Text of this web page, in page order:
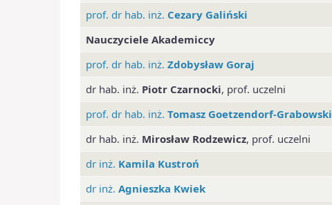
prof. dr hab. inż. Cezary Galiński
Nauczyciele Akademiccy
prof. dr hab. inż. Zdobysław Goraj
dr hab. inż. Piotr Czarnocki, prof. uczelni
prof. dr hab. inż. Tomasz Goetzendorf-Grabowski
dr hab. inż. Mirosław Rodzewicz, prof. uczelni
dr inż. Kamila Kustroń
dr inż. Agnieszka Kwiek